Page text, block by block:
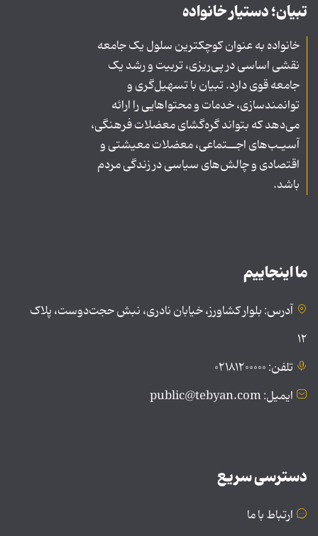
تبیان؛ دستیار خانواده
خانواده به عنوان کوچکترین سلول یک جامعه
نقشی اساسی در پی‌ریزی، تربیت و رشد یک
جامعه قوی دارد. تبیان با تسهیل‌گری و
توانمندسازی، خدمات و محتواهایی را ارائه
می‌دهد که بتواند گره‌گشای معضلات فرهنگی،
آسیـب‌های اجــتماعی، معضلات معیشتی و
اقتصادی و چالش‌های سیاسی در زندگی مردم
باشد.
ما اینجاییم
آدرس: بلوار کشاورز، خیابان نادری، نبش حجت‌دوست، پلاک
۱۲
تلفن: ۰۲۱۸۱۲۰۰۰۰۰
ایمیل: public@tebyan.com
دسترسی سریع
ارتباط با ما